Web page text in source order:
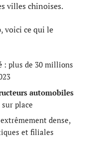
villes chinoises.
voici ce qui le
: plus de 30 millions
automobiles
place
dense,
et filiales